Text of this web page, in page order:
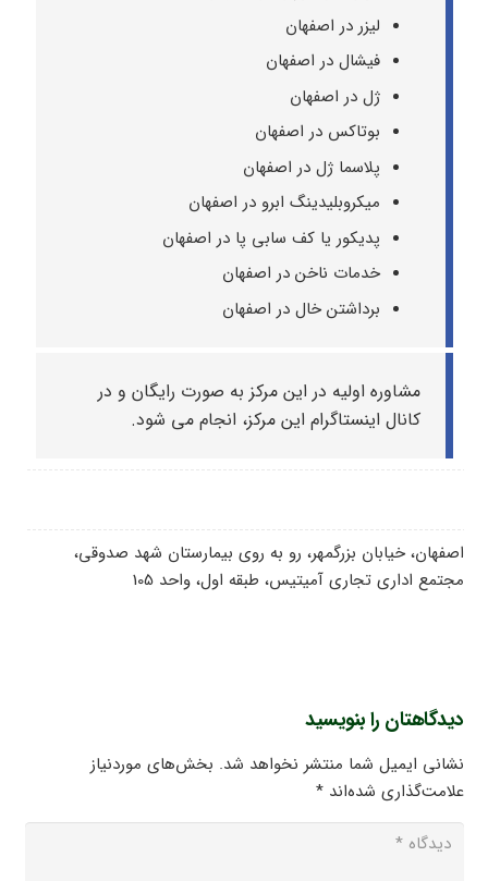
لیزر در اصفهان
فیشال در اصفهان
ژل در اصفهان
بوتاکس در اصفهان
پلاسما ژل در اصفهان
میکروبلیدینگ ابرو در اصفهان
پدیکور یا کف سابی پا در اصفهان
خدمات ناخن در اصفهان
برداشتن خال در اصفهان
مشاوره اولیه در این مرکز به صورت رایگان و در
کانال اینستاگرام این مرکز، انجام می شود.
اصفهان، خیابان بزرگمهر، رو به روی بیمارستان شهد صدوقی،
مجتمع اداری تجاری آمیتیس، طبقه اول، واحد 105
دیدگاهتان را بنویسید
نشانی ایمیل شما منتشر نخواهد شد. بخش‌های موردنیاز
علامت‌گذاری شده‌اند*